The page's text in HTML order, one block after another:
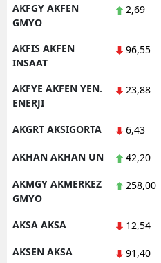
AKFGY AKFEN
GMYO
2,69
AKFIS AKFEN
INSAAT
96,55
AKFYE AKFEN YEN.
ENERJI
23,88
AKGRT AKSIGORTA 6,43
AKHAN AKHAN UN 42,20
AKMGY AKMERKEZ
GMYO
258,00
AKSA AKSA 12,54
AKSEN AKSA
91,40